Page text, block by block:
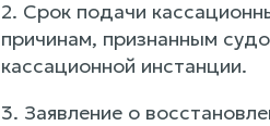
2. Срок подачи
причинам, признанным
кассационной инстанции.
3. Заявление о